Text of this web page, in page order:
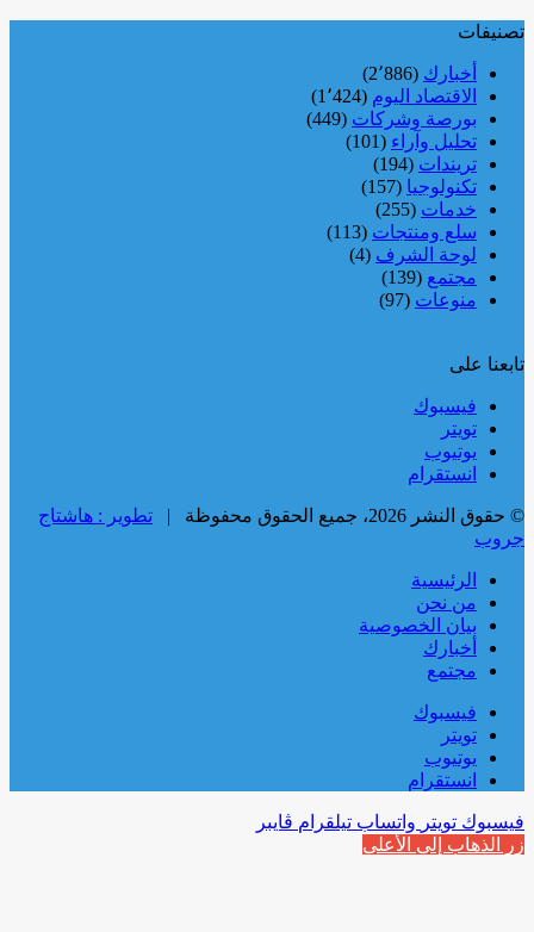
تصنيفات
أخبارك (2٬886)
الاقتصاد اليوم (1٬424)
بورصة وشركات (449)
تحليل وآراء (101)
تريندات (194)
تكنولوجيا (157)
خدمات (255)
سلع ومنتجات (113)
لوحة الشرف (4)
مجتمع (139)
منوعات (97)
تابعنا على
فيسبوك
تويتر
يوتيوب
انستقرام
© حقوق النشر 2026، جميع الحقوق محفوظة |
تطوير : هاشتاج
جروب
الرئيسية
من نحن
بيان الخصوصية
أخبارك
مجتمع
فيسبوك
تويتر
يوتيوب
انستقرام
فيسبوك تويتر واتساب تيلقرام ڤايبر
زر الذهاب إلى الأعلى